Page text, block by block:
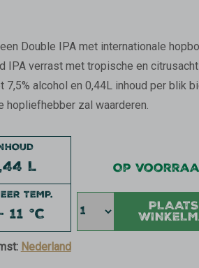
Double IPA met internationale
IPA verrast met tropische en
alcohol en 0,44L inhoud per blik
zal waarderen.
L
TEMP.
°C
Nederland
Op